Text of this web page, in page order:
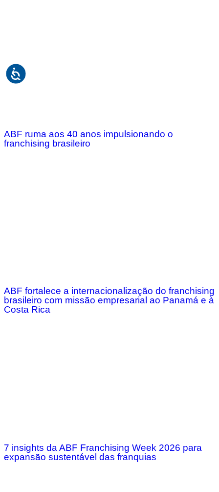
ABF ruma aos 40 anos impulsionando o
franchising brasileiro
ABF fortalece a internacionalização do franchising
brasileiro com missão empresarial ao Panamá e à
Costa Rica
7 insights da ABF Franchising Week 2026 para
expansão sustentável das franquias